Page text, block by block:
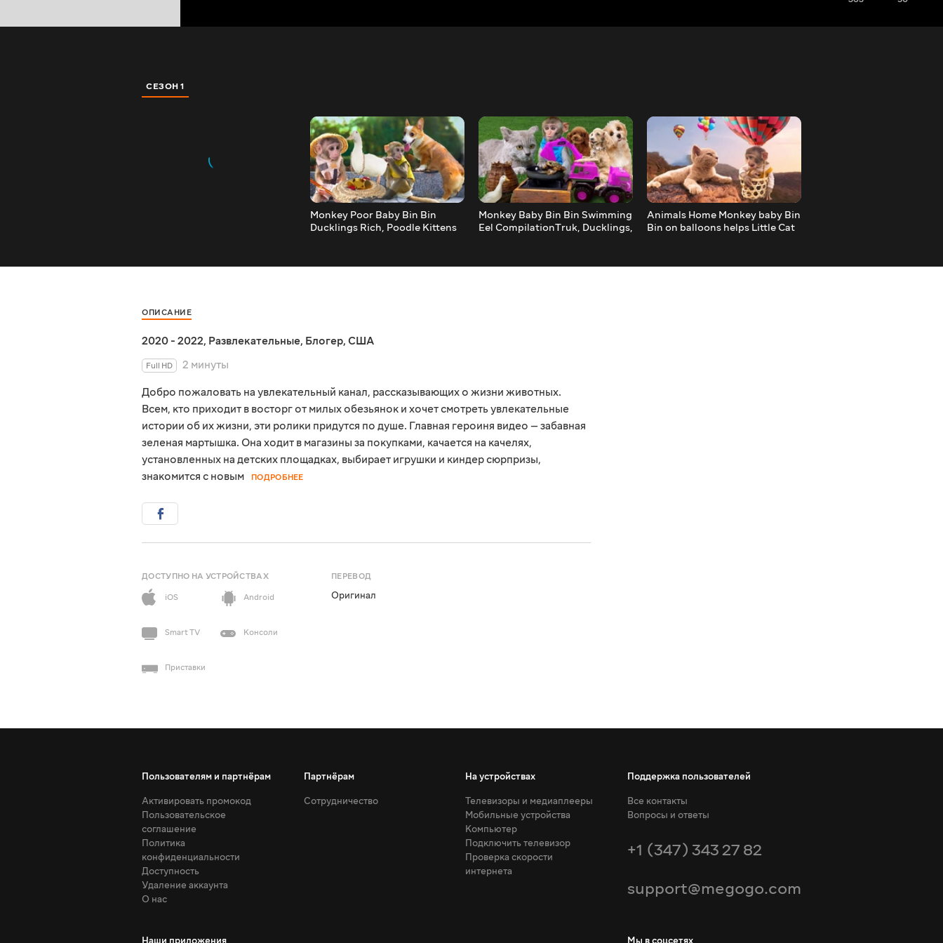
СЕЗОН 1
Monkey Poor Baby Bin Bin
Ducklings Rich, Poodle Kittens
Monkey Baby Bin Bin Swimming
Eel CompilationTruk, Ducklings,
Animals Home Monkey baby Bin
Bin on balloons helps Little Cat
ОПИСАНИЕ
2020 - 2022, Развлекательные, Блогер, США
Full HD
2 минуты
Добро пожаловать на увлекательный канал, рассказывающих о жизни животных.
Всем, кто приходит в восторг от милых обезьянок и хочет смотреть увлекательные
истории об их жизни, эти ролики придутся по душе. Главная героиня видео — забавная
зеленая мартышка. Она ходит в магазины за покупками, качается на качелях,
установленных на детских площадках, выбирает игрушки и киндер сюрпризы,
знакомится с новым
ПОДРОБНЕЕ
ДОСТУПНО НА УСТРОЙСТВАХ
iOS
Android
Smart TV Консоли
Приставки
ПЕРЕВОД
Оригинал
Пользователям и партнёрам
Активировать промокод
Пользовательское
соглашение
Политика
конфиденциальности
Доступность
Удаление аккаунта
О нас
Партнёрам
Сотрудничество
На устройствах
Телевизоры и медиаплееры
Мобильные устройства
Компьютер
Подключить телевизор
Проверка скорости
интернета
Поддержка пользователей
Все контакты
Вопросы и ответы
+1 (347) 343 27 82
support@megogo.com